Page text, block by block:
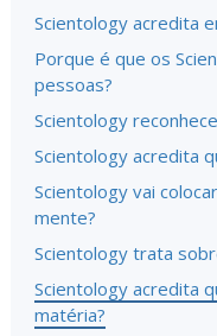
Scientology acredita
Porque é que os
pessoas?
Scientology
Scientology acredita
Scientology vai
mente?
Scientology trata
Scientology acredita
matéria?